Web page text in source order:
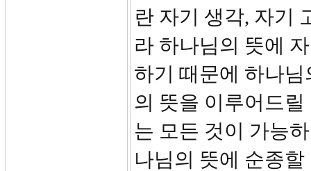
란 자기 생각, 자기
라 하나님의 뜻에
하기 때문에 하나
의 뜻을 이루어드
는 모든 것이 가능
나님의 뜻에 순종